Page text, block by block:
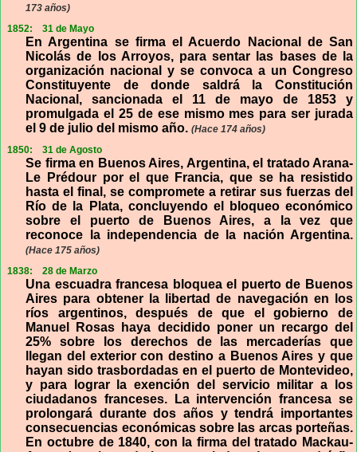
173 años)
1852:
31 de Mayo
En Argentina se firma el Acuerdo Nacional de San
Nicolás de los Arroyos, para sentar las bases de la
organización nacional y se convoca a un Congreso
Constituyente de donde saldrá la Constitución
Nacional, sancionada el 11 de mayo de 1853 y
promulgada el 25 de ese mismo mes para ser jurada
el 9 de julio del mismo año.(Hace 174 años)
1850:
31 de Agosto
Se firma en Buenos Aires, Argentina, el tratado Arana-
Le Prédour por el que Francia, que se ha resistido
hasta el final, se compromete a retirar sus fuerzas del
Río de la Plata, concluyendo el bloqueo económico
sobre el puerto de Buenos Aires, a la vez que
reconoce la independencia de la nación Argentina.
(Hace 175 años)
1838:
28 de Marzo
Una escuadra francesa bloquea el puerto de Buenos
Aires para obtener la libertad de navegación en los
ríos argentinos, después de que el gobierno de
Manuel Rosas haya decidido poner un recargo del
25% sobre los derechos de las mercaderías que
llegan del exterior con destino a Buenos Aires y que
hayan sido trasbordadas en el puerto de Montevideo,
y para lograr la exención del servicio militar a los
ciudadanos franceses. La intervención francesa se
prolongará durante dos años y tendrá importantes
consecuencias económicas sobre las arcas porteñas.
En octubre de 1840, con la firma del tratado Mackau-